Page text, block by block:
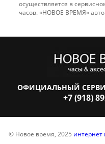
осуществляется в
часов. «НОВОЕ ВРЕМЯ»
ОФИЦИАЛЬНЫЙ
+7 (918)
© Новое время, 2025 интернет